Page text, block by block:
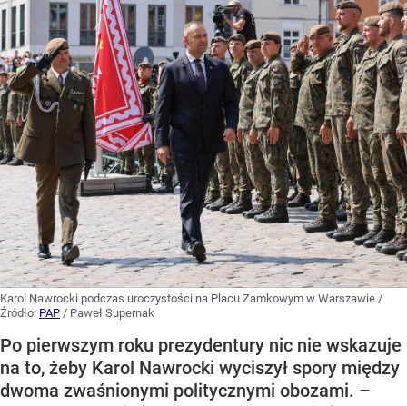
Karol Nawrocki podczas uroczystości na Placu Zamkowym w Warszawie /
Źródło: PAP / Paweł Supernak
Po pierwszym roku prezydentury nic nie wskazuje
na to, żeby Karol Nawrocki wyciszył spory między
dwoma zwaśnionymi politycznymi obozami. –